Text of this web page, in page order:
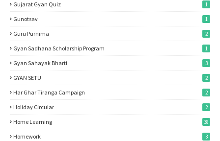
Gujarat Gyan Quiz 1
Gunotsav 1
Guru Purnima 2
Gyan Sadhana Scholarship Program 1
Gyan Sahayak Bharti 3
GYAN SETU 2
Har Ghar Tiranga Campaign 2
Holiday Circular 2
Home Learning 38
Homework 3